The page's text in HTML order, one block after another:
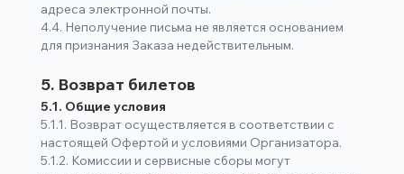
адреса электронной почты.
4.4. Неполучение письма не является основанием
для признания Заказа недействительным.
5. Возврат билетов
5.1. Общие условия
5.1.1. Возврат осуществляется в соответствии с
настоящей Офертой и условиями Организатора.
5.1.2. Комиссии и сервисные сборы могут